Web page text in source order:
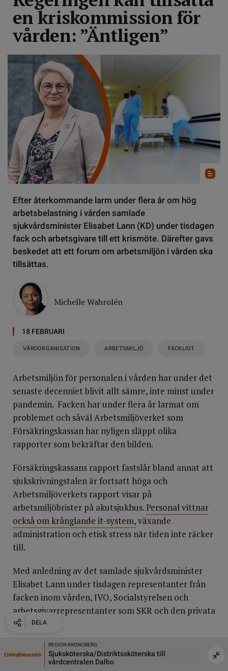
DELA
DELA
DELA
en kriskommission för
vården: ”Äntligen”
Efter återkommande larm under flera år om hög
arbetsbelastning i vården samlade
sjukvårdsminister Elisabet Lann (KD) under tisdagen
fack och arbetsgivare till ett krismöte. Därefter gavs
beskedet att ett forum om arbetsmiljön i vården ska
tillsättas.
Michelle Wahrolén
18 FEBRUARI
VÅRDORGANISATION ARBETSMILJÖ FACKLIGT
Arbetsmiljön för personalen i vården har under det
senaste decenniet blivit allt sämre, inte minst under
pandemin. Facken har under flera år larmat om
problemet och såväl Arbetsmiljöverket som
Försäkringskassan har nyligen släppt olika
rapporter som bekräftar den bilden.
Försäkringskassans rapport fastslår bland annat att
sjukskrivningstalen är fortsatt höga och
Arbetsmiljöverkets rapport visar på
arbetsmiljöbrister på akutsjukhus.Personal vittnar
också om krånglande it-system,växande
administration och etisk stress när tiden inte räcker
till.
Med anledning av det samlade sjukvårdsminister
Elisabet Lann under tisdagen representanter från
facken inom vården, IVO, Socialstyrelsen och
arbetsgivarrepresentanter som SKR och den privata
vården.
Överens om problembilden
Sineva Ribeiro, Vårdförbundets ordförande, deltog i
DELA
Ryggkirurgiskt Centrum Stockholm AB
Är du leg. Sjuksköterska och vill arbeta på
Ryggkirurgiskt Centrum?